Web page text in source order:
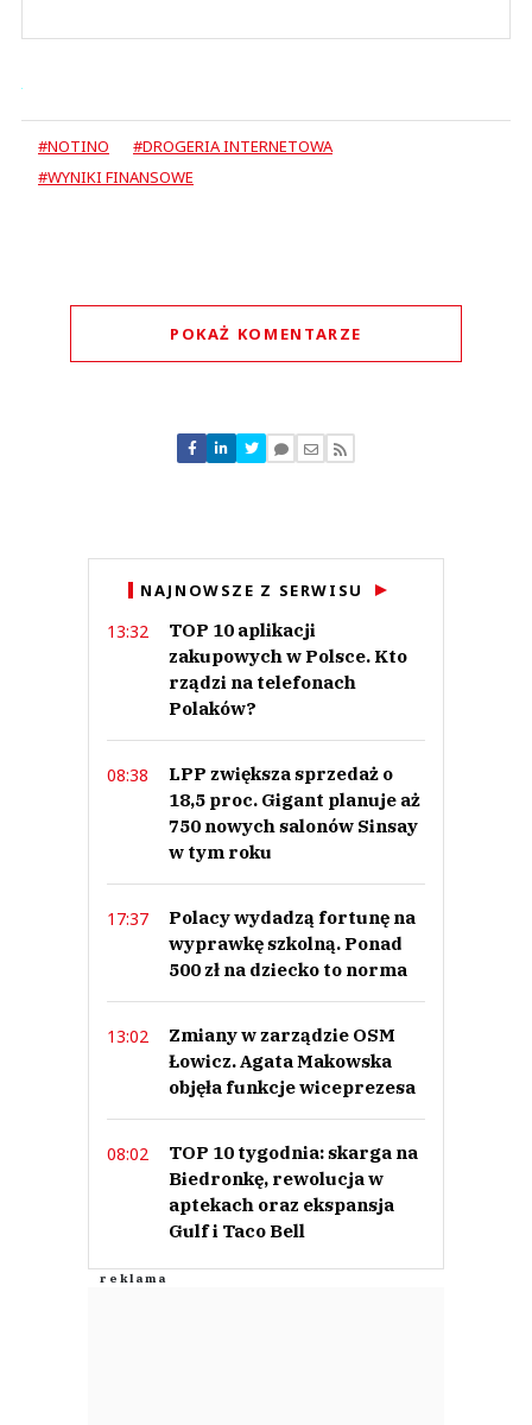
#NOTINO
#DROGERIA INTERNETOWA
#WYNIKI FINANSOWE
POKAŻ KOMENTARZE
Nie znaleziono komentarzy
Zostaw swoje komentarze
NAJNOWSZE Z SERWISU
13:32
TOP 10 aplikacji
zakupowych w Polsce. Kto
rządzi na telefonach
Polaków?
08:38
LPP zwiększa sprzedaż o
18,5 proc. Gigant planuje aż
750 nowych salonów Sinsay
w tym roku
17:37
Polacy wydadzą fortunę na
wyprawkę szkolną. Ponad
500 zł na dziecko to norma
13:02
Zmiany w zarządzie OSM
Łowicz. Agata Makowska
objęła funkcje wiceprezesa
08:02
TOP 10 tygodnia: skarga na
Biedronkę, rewolucja w
aptekach oraz ekspansja
Gulf i Taco Bell